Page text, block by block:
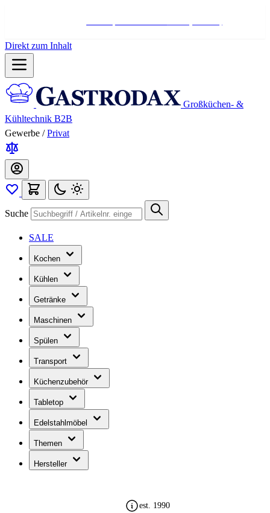
Direkt zum Inhalt
Großküchen- &
Kühltechnik B2B
Gewerbe / Privat
Suche
SALE
Kochen
Kühlen
Getränke
Maschinen
Spülen
Transport
Küchenzubehör
Tabletop
Edelstahlmöbel
Themen
Hersteller
sicher bezahlen